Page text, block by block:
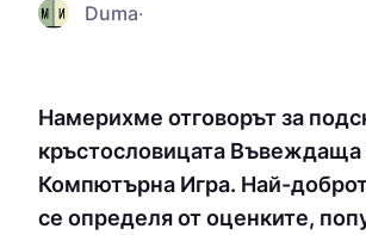
Duma·
Намерихме отговорът за
кръстословицата Въвеждаща
Компютърна Игра. Най-
се определя от оценките,